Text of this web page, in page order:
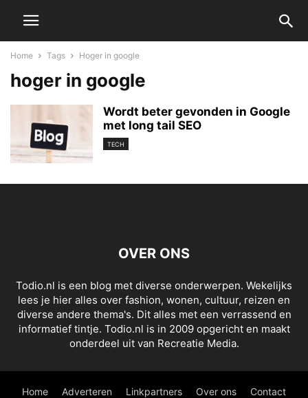
Home Tags Hoger in google
hoger in google
Wordt beter gevonden in Google
met long tail SEO
TECH
OVER ONS
Todio.nl is een blog met diverse onderwerpen. Wekelijks
lees je hier alles over fashion, wonen, cultuur, reizen en
diverse andere thema's. Dit alles met een verrassend en
informatief tintje. Todio.nl is in 2009 opgericht en maakt
onderdeel uit van Recreatie Media.
Home Adverteren Linkpartners Over ons Contact